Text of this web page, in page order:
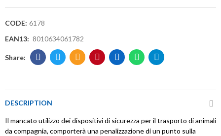
CODE: 6178
EAN13: 8010634061782
DESCRIPTION
Il mancato utilizzo dei dispositivi di sicurezza per il trasporto di animali
da compagnia, comporterà una penalizzazione di un punto sulla